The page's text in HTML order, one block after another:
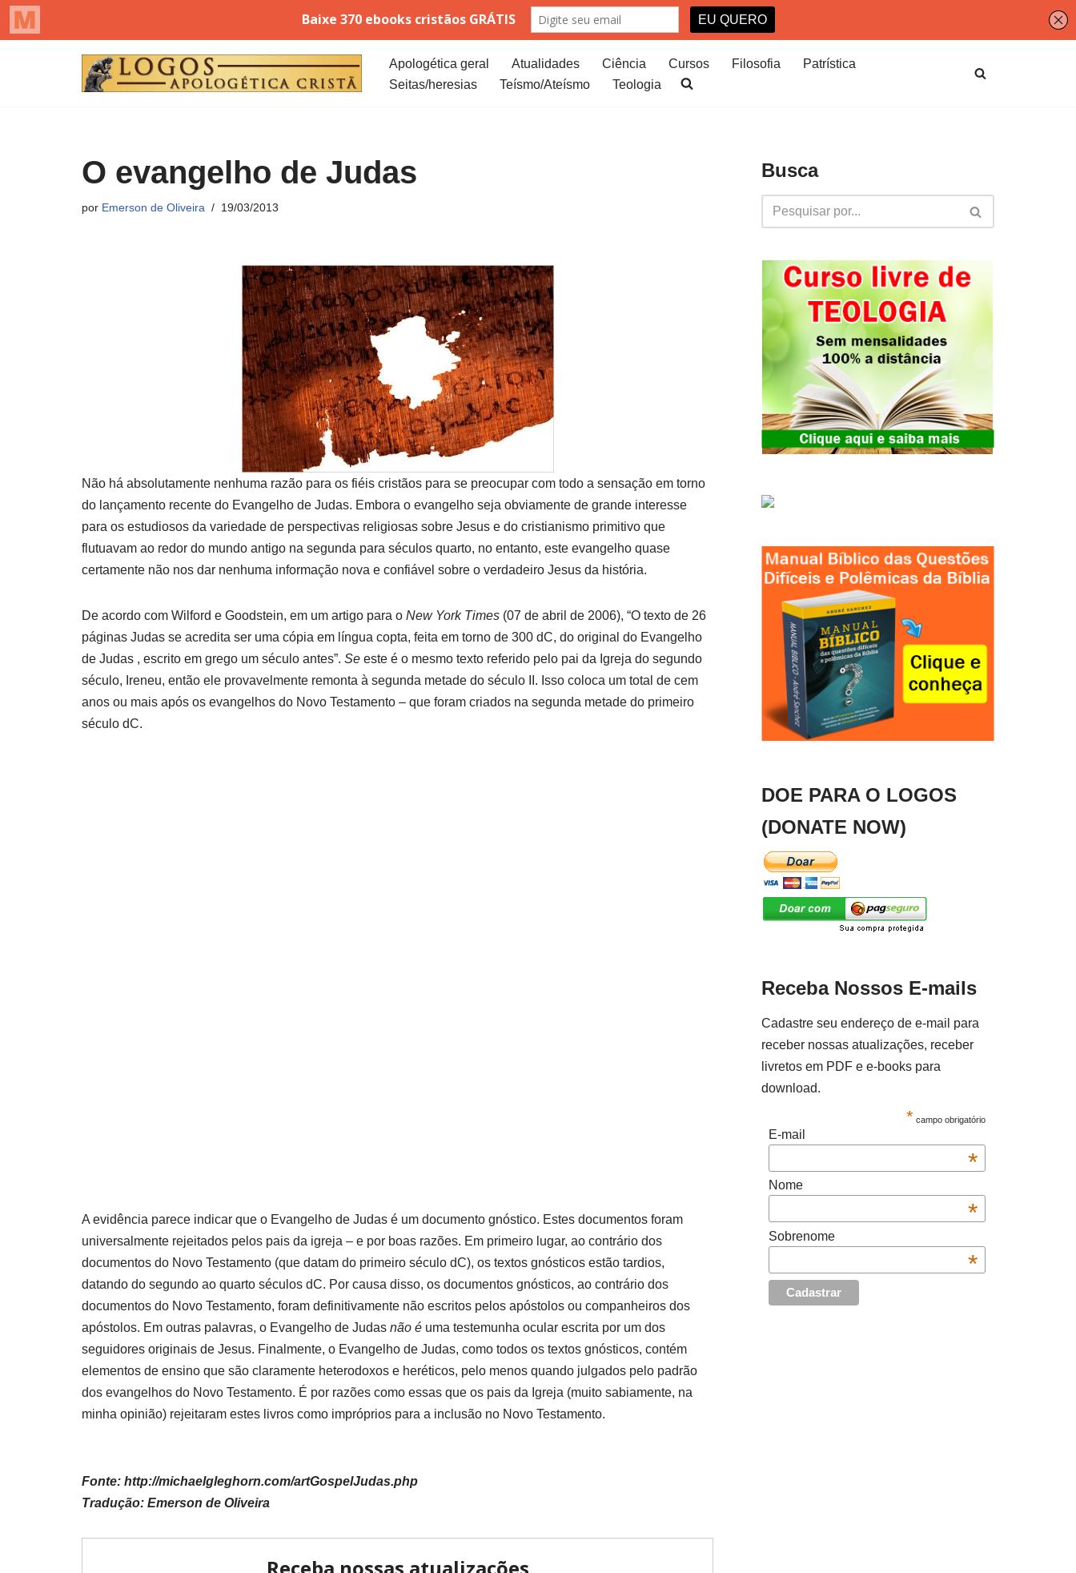
Apologética geral Atualidades Ciência Cursos Filosofia
Patrística
Seitas/heresias
Teísmo/Ateísmo Teologia
O evangelho de Judas
por Emerson de Oliveira 19/03/2013
Não há absolutamente nenhuma razão para os fiéis cristãos para se preocupar com todo a sensação em torno
do lançamento recente do Evangelho de Judas. Embora o evangelho seja obviamente de grande interesse
para os estudiosos da variedade de perspectivas religiosas sobre Jesus e do cristianismo primitivo que
flutuavam ao redor do mundo antigo na segunda para séculos quarto, no entanto, este evangelho quase
certamente não nos dar nenhuma informação nova e confiável sobre o verdadeiro Jesus da história.
De acordo com Wilford e Goodstein, em um artigo para o New York Times (07 de abril de 2006), “O texto de 26
páginas Judas se acredita ser uma cópia em língua copta, feita em torno de 300 dC, do original do Evangelho
de Judas , escrito em grego um século antes”. Se este é o mesmo texto referido pelo pai da Igreja do segundo
século, Ireneu, então ele provavelmente remonta à segunda metade do século II. Isso coloca um total de cem
anos ou mais após os evangelhos do Novo Testamento – que foram criados na segunda metade do primeiro
século dC.
A evidência parece indicar que o Evangelho de Judas é um documento gnóstico. Estes documentos foram
universalmente rejeitados pelos pais da igreja – e por boas razões. Em primeiro lugar, ao contrário dos
documentos do Novo Testamento (que datam do primeiro século dC), os textos gnósticos estão tardios,
datando do segundo ao quarto séculos dC. Por causa disso, os documentos gnósticos, ao contrário dos
documentos do Novo Testamento, foram definitivamente não escritos pelos apóstolos ou companheiros dos
apóstolos. Em outras palavras, o Evangelho de Judas não é uma testemunha ocular escrita por um dos
seguidores originais de Jesus. Finalmente, o Evangelho de Judas, como todos os textos gnósticos, contém
elementos de ensino que são claramente heterodoxos e heréticos, pelo menos quando julgados pelo padrão
dos evangelhos do Novo Testamento. É por razões como essas que os pais da Igreja (muito sabiamente, na
minha opinião) rejeitaram estes livros como impróprios para a inclusão no Novo Testamento.
Fonte: http://michaelgleghorn.com/artGospelJudas.php
Tradução: Emerson de Oliveira
Busca
DOE PARA O LOGOS
(DONATE NOW)
Receba Nossos E-mails
Cadastre seu endereço de e-mail para
receber nossas atualizações, receber
livretos em PDF e e-books para
download.
* campo obrigatório
E-mail
*
Nome
*
Sobrenome
*